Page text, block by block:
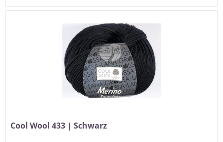
Cool Wool 433 | Schwarz